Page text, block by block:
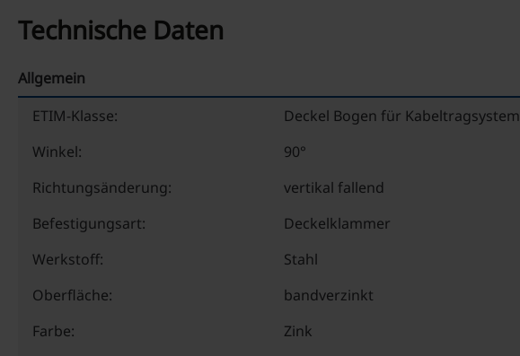
Technische Daten
Allgemein
ETIM-Klasse:
Deckel Bogen für Kabeltragsystem
Winkel:
90°
Richtungsänderung:
vertikal fallend
Befestigungsart:
Deckelklammer
Werkstoff:
Stahl
Oberfläche:
bandverzinkt
Farbe:
Zink